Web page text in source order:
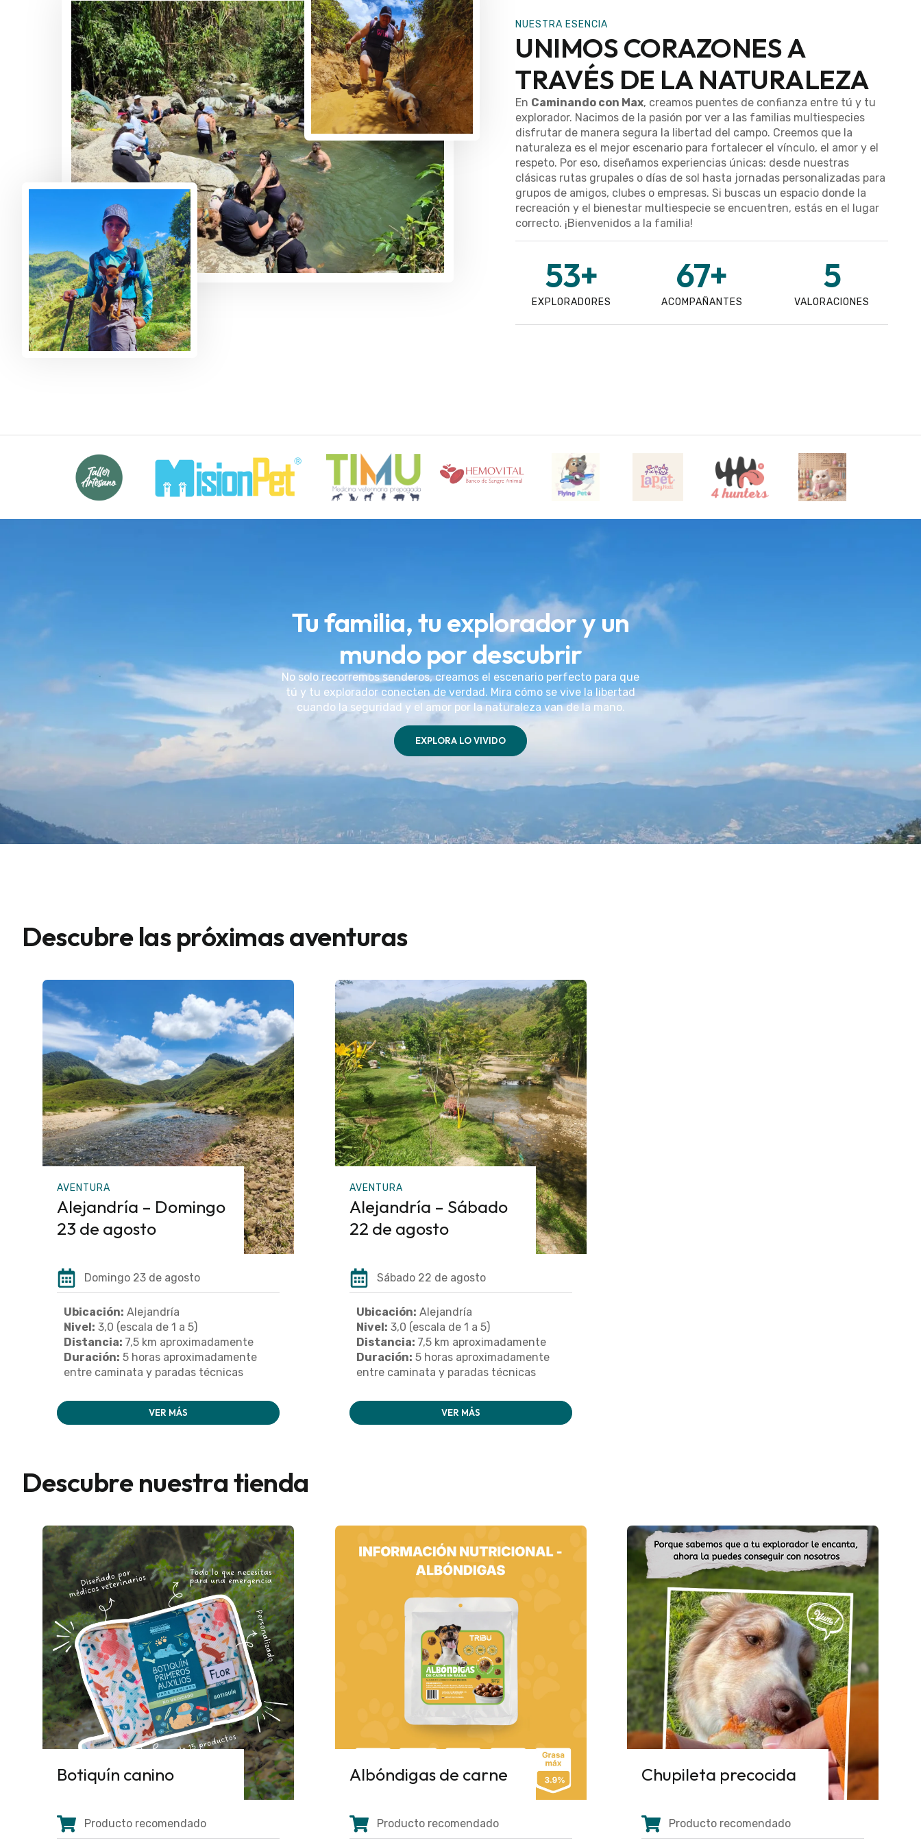
NUESTRA ESENCIA
UNIMOS CORAZONES A
TRAVÉS DE LA NATURALEZA
En Caminando con Max, creamos puentes de confianza entre tú y tu
explorador. Nacimos de la pasión por ver a las familias multiespecies
disfrutar de manera segura la libertad del campo. Creemos que la
naturaleza es el mejor escenario para fortalecer el vínculo, el amor y el
respeto. Por eso, diseñamos experiencias únicas: desde nuestras
clásicas rutas grupales o días de sol hasta jornadas personalizadas para
grupos de amigos, clubes o empresas. Si buscas un espacio donde la
recreación y el bienestar multiespecie se encuentren, estás en el lugar
correcto. ¡Bienvenidos a la familia!
EXPLORADORES
53+
ACOMPAÑANTES
67+
VALORACIONES
5
Tu familia, tu explorador y un
mundo por descubrir
No solo recorremos senderos, creamos el escenario perfecto para que
tú y tu explorador conecten de verdad. Mira cómo se vive la libertad
cuando la seguridad y el amor por la naturaleza van de la mano.
EXPLORA LO VIVIDO
Descubre las próximas aventuras
AVENTURA
Alejandría – Domingo
23 de agosto
Domingo 23 de agosto
Ubicación: Alejandría
Nivel: 3,0 (escala de 1 a 5)
Distancia: 7,5 km aproximadamente
Duración: 5 horas aproximadamente
entre caminata y paradas técnicas
VER MÁS
AVENTURA
Alejandría – Sábado
22 de agosto
Sábado 22 de agosto
Ubicación: Alejandría
Nivel: 3,0 (escala de 1 a 5)
Distancia: 7,5 km aproximadamente
Duración: 5 horas aproximadamente
entre caminata y paradas técnicas
VER MÁS
Descubre nuestra tienda
Botiquín canino
Producto recomendado
Albóndigas de carne
Producto recomendado
Chupileta precocida
Producto recomendado